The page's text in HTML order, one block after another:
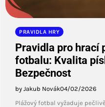
PRAVIDLA HRY
Pravidla pro hrací
fotbalu: Kvalita
Bezpečnost
by Jakub Novák04/02/2026
Plážový fotbal vyžaduje